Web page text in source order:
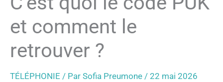
et comment le
retrouver ?
TÉLÉPHONIE / Par Sofia Preumone / 22 mai 2026